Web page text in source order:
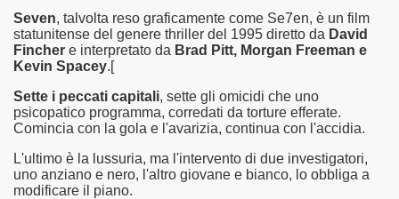
Seven, talvolta reso graficamente come Se7en, è un film
statunitense del genere thriller del 1995 diretto da David
Fincher e interpretato da Brad Pitt, Morgan Freeman e
Kevin Spacey.[
Sette i peccati capitali, sette gli omicidi che uno
psicopatico programma, corredati da torture efferate.
Comincia con la gola e l'avarizia, continua con l'accidia.
L'ultimo è la lussuria, ma l'intervento di due investigatori,
uno anziano e nero, l'altro giovane e bianco, lo obbliga a
modificare il piano.